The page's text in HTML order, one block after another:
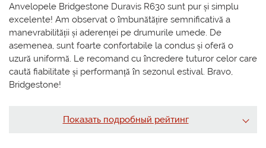
Anvelopele Bridgestone Duravis R630 sunt pur și simplu
excelente! Am observat o îmbunătățire semnificativă a
manevrabilității și aderenței pe drumurile umede. De
asemenea, sunt foarte confortabile la condus și oferă o
uzură uniformă. Le recomand cu încredere tuturor celor care
caută fiabilitate și performanță în sezonul estival. Bravo,
Bridgestone!
Показать подробный рейтинг